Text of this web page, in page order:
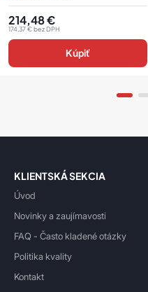
214,48€
174,37€bez DPH
Kúpiť
KLIENTSKÁ SEKCIA
Úvod
Novinky a zaujímavosti
FAQ - Často kladené otázky
Politika kvality
Kontakt